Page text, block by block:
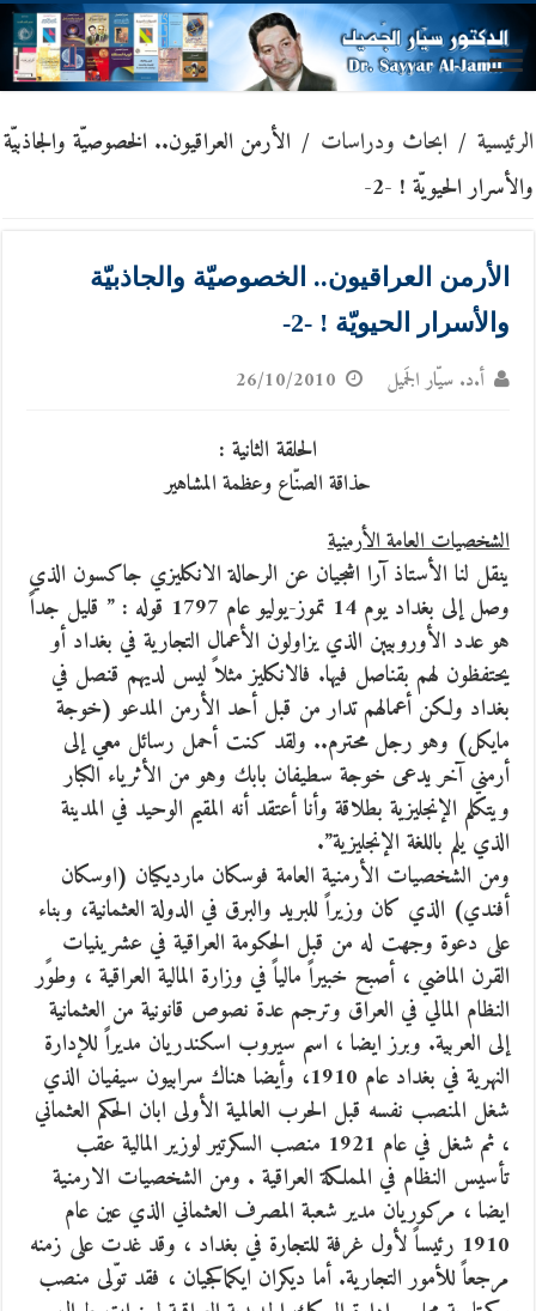
الرئيسية / ابحاث ودراسات / الأرمن العراقيون.. الخصوصيّة والجاذبيّة
والأسرار الحيويّة ! -2-
الأرمن العراقيون.. الخصوصيّة والجاذبيّة
والأسرار الحيويّة ! -2-
أ.د. سيّار الجَميل 26/10/2010
الحلقة الثانية :
حذاقة الصنّاع وعظمة المشاهير
الشخصيات العامة الأرمنية
ينقل لنا الأستاذ آرا اشجيان عن الرحالة الانكليزي جاكسون الذي
وصل إلى بغداد يوم 14 تموز-يوليو عام 1797 قوله :
” قليل جداً
هو عدد الأوروبيين الذي يزاولون الأعمال التجارية في بغداد أو
يحتفظون لهم بقناصل فيها. فالانكليز مثلاً ليس لديهم قنصل في
بغداد ولكن أعمالهم تدار من قبل أحد الأرمن المدعو (خوجة
مايكل) وهو رجل محترم.. ولقد كنت أحمل رسائل معي إلى
أرمني آخر يدعى خوجة سطيفان بابك وهو من الأثرياء الكبار
ويتكلم الإنجليزية بطلاقة وأنا أعتقد أنه المقيم الوحيد في المدينة
الذي يلم باللغة الإنجليزية”.
ومن الشخصيات الأرمنية العامة فوسكان مارديكيان (اوسكان
أفندي) الذي كان وزيراً للبريد والبرق في الدولة العثمانية، وبناء
على دعوة وجهت له من قبل الحكومة العراقية في عشرينيات
القرن الماضي ، أصبح خبيراً مالياً في وزارة المالية العراقية ، وطوًر
النظام المالي في العراق وترجم عدة نصوص قانونية من العثمانية
إلى العربية. وبرز ايضا ، اسم سيروب اسكندريان مديراً للإدارة
النهرية في بغداد عام 1910، وأيضا هناك سرابيون سيفيان الذي
شغل المنصب نفسه قبل الحرب العالمية الأولى ابان الحكم العثماني
، ثم شغل في عام 1921 منصب السكرتير لوزير المالية عقب
تأسيس النظام في المملكة العراقية . ومن الشخصيات الارمنية
ايضا ، مركوريان مدير شعبة المصرف العثماني الذي عين عام
1910 رئيساً لأول غرفة للتجارة في بغداد ، وقد غدت على زمنه
مرجعاً للأمور التجارية. أما ديكران ايكماكجيان ، فقد توّلى منصب